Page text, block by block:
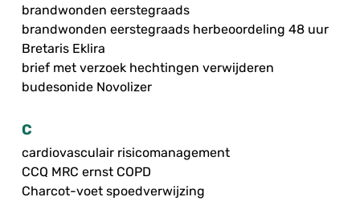
brandwonden eerstegraads
brandwonden eerstegraads herbeoordeling 48 uur
Bretaris Eklira
brief met verzoek hechtingen verwijderen
budesonide Novolizer
C
cardiovasculair risicomanagement
CCQ MRC ernst COPD
Charcot-voet spoedverwijzing